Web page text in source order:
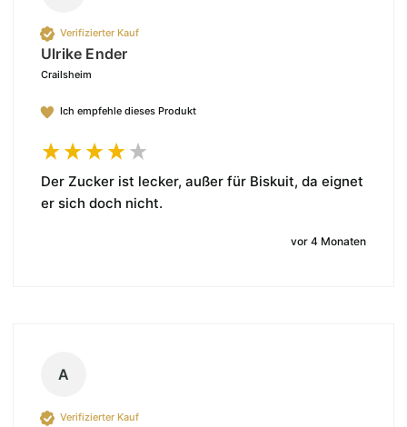
Verifizierter Kauf
Ulrike Ender
Crailsheim
Ich empfehle dieses Produkt
Der Zucker ist lecker, außer für Biskuit, da eignet
er sich doch nicht.
vor 4 Monaten
A
Verifizierter Kauf